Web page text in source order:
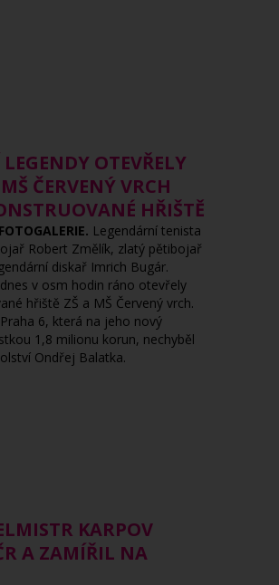
OTEVŘELY
ČERVENÝ VRCH
HŘIŠTĚ
Legendární tenista
Robert Změlík, zlatý pětibojař
diskař Imrich Bugár.
v osm hodin ráno otevřely
hřiště ZŠ a MŠ Červený vrch.
6, která na jeho nový
1,8 milionu korun, nechyběl
Ondřej Balatka.
KARPOV
A ZAMÍŘIL NA